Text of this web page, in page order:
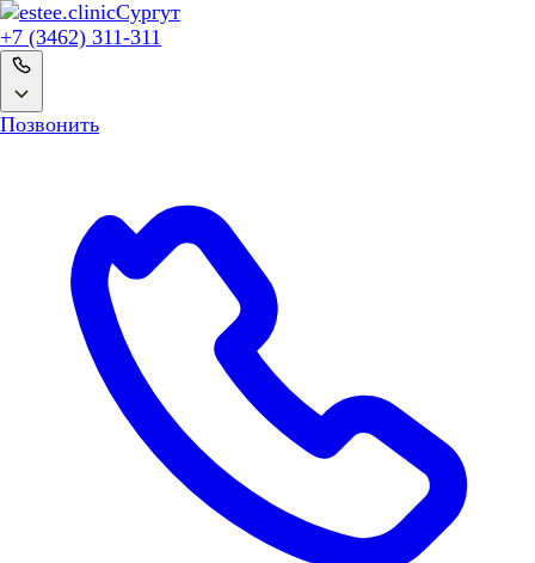
Сургут
+7 (3462) 311-311
Позвонить